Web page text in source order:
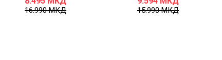
16.990МКД 15.990МКД